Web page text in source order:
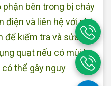
bên trong bị cháy
điện và liên hệ với nhà
để kiểm tra và sửa
quạt nếu có mùi lạ
thể gây nguy